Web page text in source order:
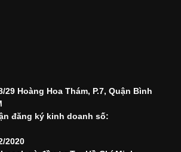
Hoàng Hoa Thám, P.7, Quận Bình
đăng ký kinh doanh số:
2020